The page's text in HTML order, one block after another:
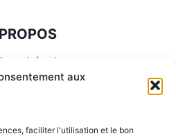
aux
faciliter l'utilisation et le bon
Légales
CGA-CGV
Confidentialité